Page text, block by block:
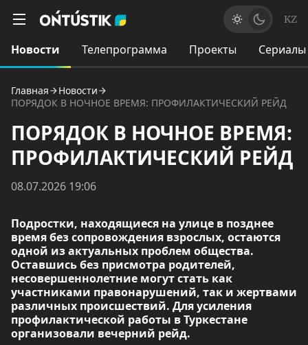
KZ
Новости Телепрограмма Проекты Сериалы
Главная
Новости
ПОРЯДОК В НОЧНОЕ ВРЕМЯ: ПРОФИЛАКТИЧЕСКИЙ РЕЙД
ПОРЯДОК В НОЧНОЕ ВРЕМЯ:
ПРОФИЛАКТИЧЕСКИЙ РЕЙД
08.07.2026 19:06
Подростки, находящиеся на улице в позднее
время без сопровождения взрослых, остаются
одной из актуальных проблем общества.
Оставшись без присмотра родителей,
несовершеннолетние могут стать как
участниками правонарушений, так и жертвами
различных происшествий. Для усиления
профилактической работы в Туркестане
организовали вечерний рейд.